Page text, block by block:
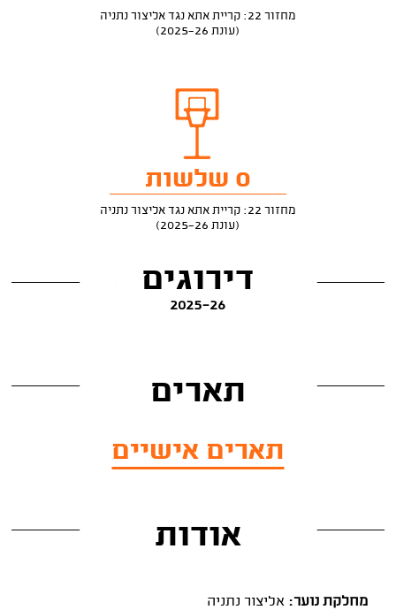
מחזור 22: קריית אתא נגד אליצור נתניה
(עונת 2025-26)
0 שלשות
מחזור 22: קריית אתא נגד אליצור נתניה
(עונת 2025-26)
דירוגים
2025-26
תארים
תארים אישיים
אודות
מחלקת נוער: אליצור נתניה